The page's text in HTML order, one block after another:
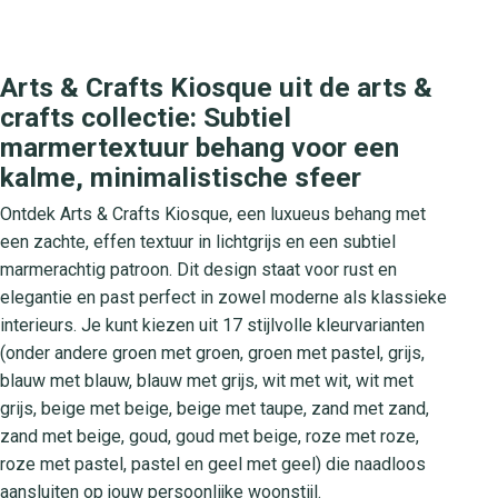
Arts & Crafts Kiosque uit de arts &
crafts collectie: Subtiel
marmertextuur behang voor een
kalme, minimalistische sfeer
Ontdek Arts & Crafts Kiosque, een luxueus behang met
een zachte, effen textuur in lichtgrijs en een subtiel
marmerachtig patroon. Dit design staat voor rust en
elegantie en past perfect in zowel moderne als klassieke
interieurs. Je kunt kiezen uit 17 stijlvolle kleurvarianten
(onder andere groen met groen, groen met pastel, grijs,
blauw met blauw, blauw met grijs, wit met wit, wit met
grijs, beige met beige, beige met taupe, zand met zand,
zand met beige, goud, goud met beige, roze met roze,
roze met pastel, pastel en geel met geel) die naadloos
aansluiten op jouw persoonlijke woonstijl.